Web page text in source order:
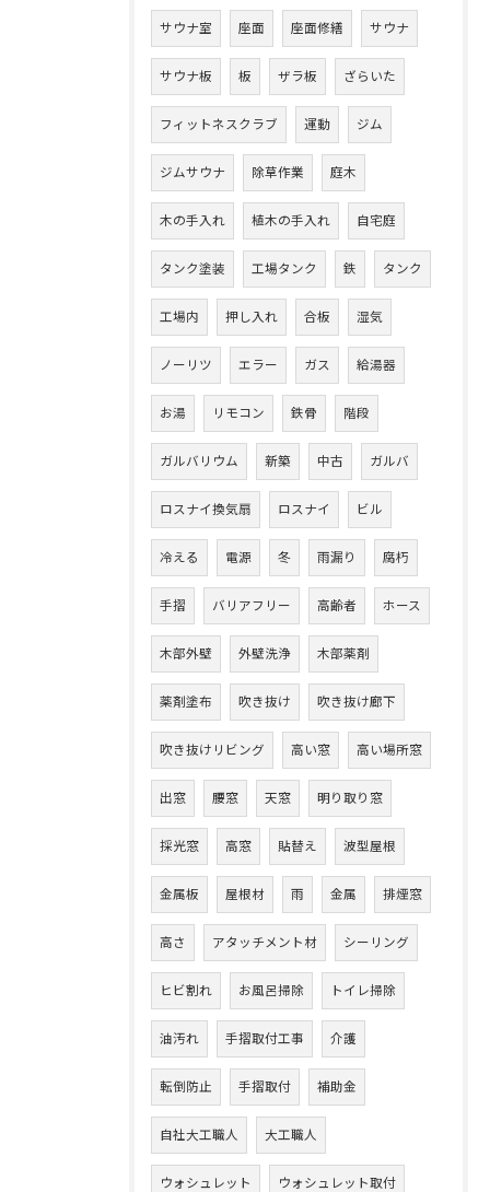
サウナ室 座面 座面修繕 サウナ
サウナ板 板 ザラ板 ざらいた
フィットネスクラブ 運動 ジム
ジムサウナ 除草作業 庭木
木の手入れ 植木の手入れ 自宅庭
タンク塗装 工場タンク 鉄 タンク
工場内 押し入れ 合板 湿気
ノーリツ エラー ガス 給湯器
お湯 リモコン 鉄骨 階段
ガルバリウム 新築 中古 ガルバ
ロスナイ換気扇 ロスナイ ビル
冷える 電源 冬 雨漏り 腐朽
手摺 バリアフリー 高齢者 ホース
木部外壁 外壁洗浄 木部薬剤
薬剤塗布 吹き抜け 吹き抜け廊下
吹き抜けリビング 高い窓 高い場所窓
出窓 腰窓 天窓 明り取り窓
採光窓 高窓 貼替え 波型屋根
金属板 屋根材 雨 金属 排煙窓
高さ アタッチメント材 シーリング
ヒビ割れ お風呂掃除 トイレ掃除
油汚れ 手摺取付工事 介護
転倒防止 手摺取付 補助金
自社大工職人 大工職人
ウォシュレット ウォシュレット取付